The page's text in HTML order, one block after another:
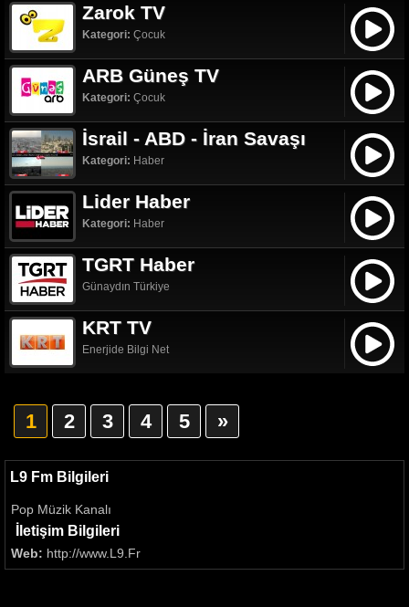
Zarok TV
Kategori: Çocuk
ARB Güneş TV
Kategori: Çocuk
İsrail - ABD - İran Savaşı
Kategori: Haber
Lider Haber
Kategori: Haber
TGRT Haber
Günaydın Türkiye
KRT TV
Enerjide Bilgi Net
1 2 3 4 5 »
L9 Fm Bilgileri
Pop Müzik Kanalı
İletişim Bilgileri
Web: http://www.L9.Fr